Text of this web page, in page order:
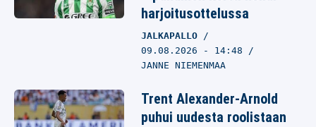
harjoitusottelussa
JALKAPALLO
09.08.2026 - 14:48
JANNE NIEMENMAA
Trent Alexander-Arnold
puhui uudesta roolistaan